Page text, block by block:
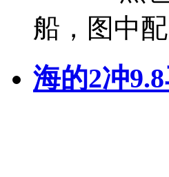
船，图中
海的2冲